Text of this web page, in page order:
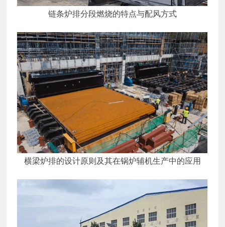
链条炉排分段燃烧的特点与配风方式
横梁炉排的设计原则及其在锅炉辅机生产中的应用